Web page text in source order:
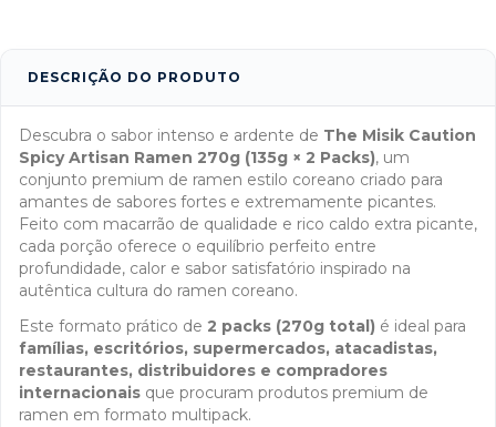
DESCRIÇÃO DO PRODUTO
Descubra o sabor intenso e ardente de The Misik Caution
Spicy Artisan Ramen 270g (135g × 2 Packs), um
conjunto premium de ramen estilo coreano criado para
amantes de sabores fortes e extremamente picantes.
Feito com macarrão de qualidade e rico caldo extra picante,
cada porção oferece o equilíbrio perfeito entre
profundidade, calor e sabor satisfatório inspirado na
autêntica cultura do ramen coreano.
Este formato prático de 2 packs (270g total) é ideal para
famílias, escritórios, supermercados, atacadistas,
restaurantes, distribuidores e compradores
internacionais que procuram produtos premium de
ramen em formato multipack.